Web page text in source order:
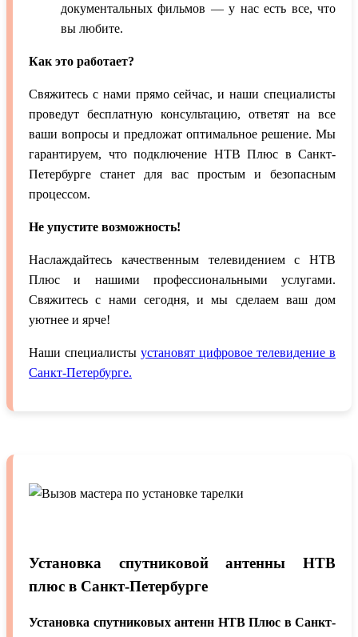
документальных фильмов — у нас есть все, что
вы любите.
Как это работает?
Свяжитесь с нами прямо сейчас, и наши специалисты
проведут бесплатную консультацию, ответят на все
ваши вопросы и предложат оптимальное решение. Мы
гарантируем, что подключение НТВ Плюс в Санкт-
Петербурге станет для вас простым и безопасным
процессом.
Не упустите возможность!
Наслаждайтесь качественным телевидением с НТВ
Плюс и нашими профессиональными услугами.
Свяжитесь с нами сегодня, и мы сделаем ваш дом
уютнее и ярче!
Наши специалисты установят цифровое телевидение в
Санкт-Петербурге.
Установка спутниковой антенны НТВ
плюс в Санкт-Петербурге
Установка спутниковых антенн НТВ Плюс в Санкт-